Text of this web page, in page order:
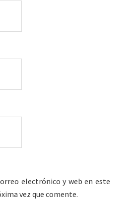
electrónico y web en este
vez que comente.